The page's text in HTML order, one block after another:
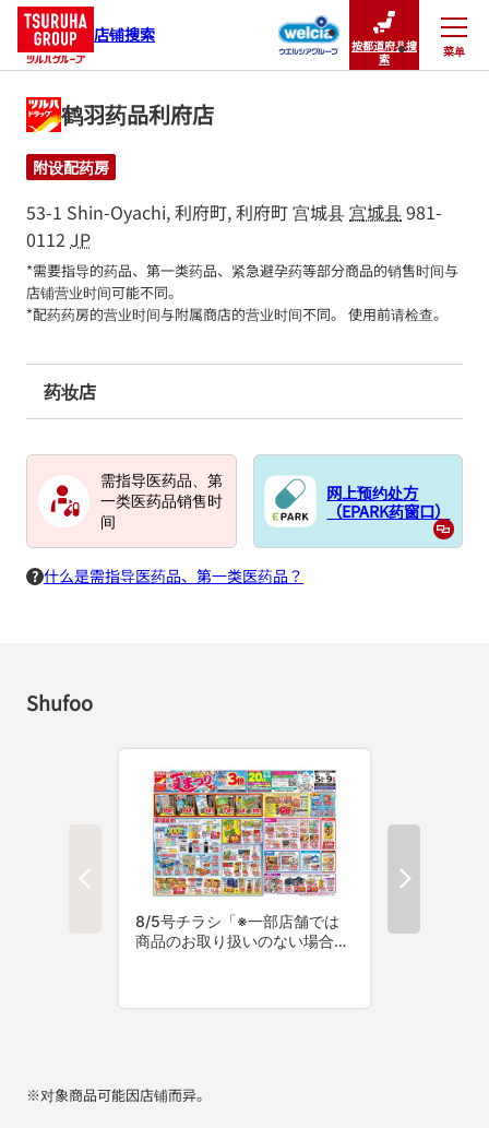
店铺搜索
按都道府县搜
索
菜单
关闭
鹤羽药品利府店
附设配药房
53-1 Shin-Oyachi, 利府町, 利府町宫城县宫城县981-
0112 JP
*需要指导的药品、第一类药品、紧急避孕药等部分商品的销售时间与
店铺营业时间可能不同。
*配药药房的营业时间与附属商店的营业时间不同。 使用前请检查。
药妆店
需指导医药品、第
一类医药品销售时
间
网上预约处方
（EPARK药窗口）
什么是需指导医药品、第一类医药品？
Shufoo
※对象商品可能因店铺而异。